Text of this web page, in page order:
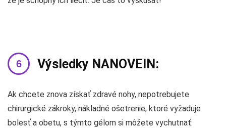
Výsledky NANOVEIN:
Ak chcete znova získať zdravé nohy, nepotrebujete
chirurgické zákroky, nákladné ošetrenie, ktoré vyžaduje
bolesť a obetu, s týmto gélom si môžete vychutnať: